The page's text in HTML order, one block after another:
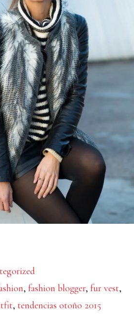
,fashion blogger,fur vest,
, tendencias otoño 2015